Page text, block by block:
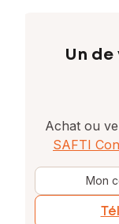
Un
Achat ou
SAFTI
Mon